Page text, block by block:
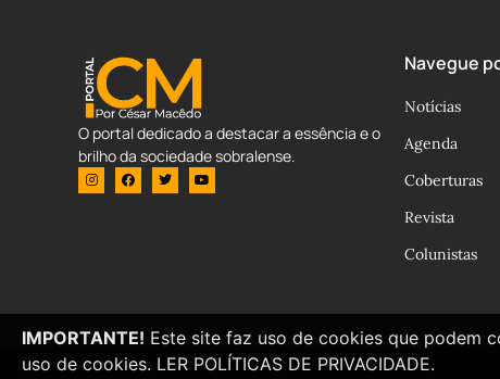
O portal dedicado a destacar a essência e o
brilho da sociedade sobralense.
Navegue
Notícias
Agenda
Coberturas
Revista
Colunistas
IMPORTANTE! Este site faz uso de cookies que podem
uso de cookies. LER POLÍTICAS DE PRIVACIDADE.